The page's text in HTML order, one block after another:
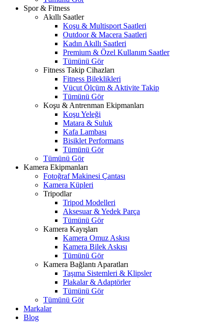
Spor & Fitness
Akıllı Saatler
Koşu & Multisport Saatleri
Outdoor & Macera Saatleri
Kadın Akıllı Saatleri
Premium & Özel Kullanım Saatler
Tümünü Gör
Fitness Takip Cihazları
Fitness Bileklikleri
Vücut Ölçüm & Aktivite Takip
Tümünü Gör
Koşu & Antrenman Ekipmanları
Koşu Yeleği
Matara & Suluk
Kafa Lambası
Bisiklet Performans
Tümünü Gör
Tümünü Gör
Kamera Ekipmanları
Fotoğraf Makinesi Çantası
Kamera Küpleri
Tripodlar
Tripod Modelleri
Aksesuar & Yedek Parça
Tümünü Gör
Kamera Kayışları
Kamera Omuz Askısı
Kamera Bilek Askısı
Tümünü Gör
Kamera Bağlantı Aparatları
Taşıma Sistemleri & Klipsler
Plakalar & Adaptörler
Tümünü Gör
Tümünü Gör
Markalar
Blog